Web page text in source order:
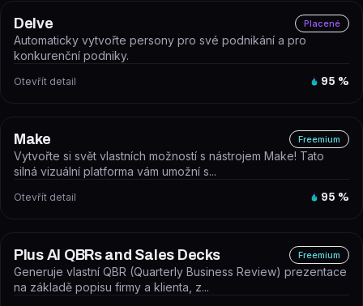
Delve Placené
Automaticky vytvořte persony pro své podnikání a pro
konkurenční podniky.
Otevřít detail 95 %
Make Freemium
Vytvořte si svět vlastních možností s nástrojem Make! Tato
silná vizuální platforma vám umožní s...
Otevřít detail 95 %
Plus AI QBRs and Sales Decks Freemium
Generuje vlastní QBR (Quarterly Business Review) prezentace
na základě popisu firmy a klienta, z...